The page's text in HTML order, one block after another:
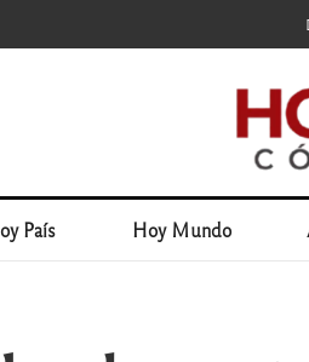
País Hoy Mundo